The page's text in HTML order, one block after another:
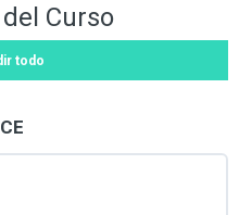
Curso
todo